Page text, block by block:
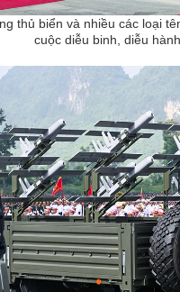
thủ biển và nhiều các loại
cuộc diễu binh, diễu